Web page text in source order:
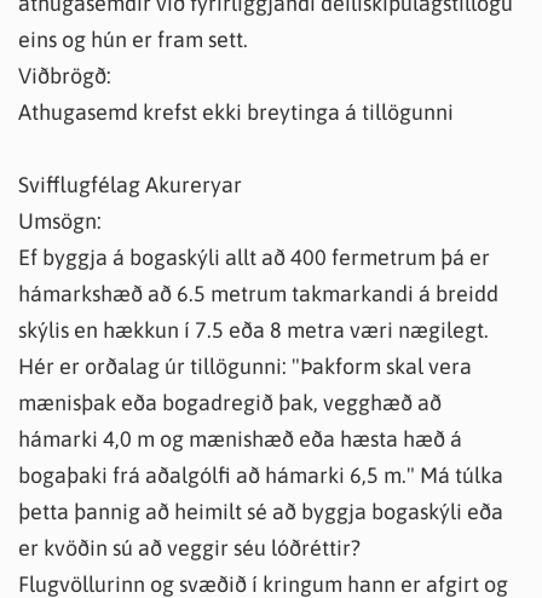
eins og hún er fram sett.
Viðbrögð:
Athugasemd krefst ekki breytinga á tillögunni
Svifflugfélag Akureryar
Umsögn:
Ef byggja á bogaskýli allt að 400 fermetrum þá er
hámarkshæð að 6.5 metrum takmarkandi á breidd
skýlis en hækkun í 7.5 eða 8 metra væri nægilegt.
Hér er orðalag úr tillögunni: "Þakform skal vera
mænisþak eða bogadregið þak, vegghæð að
hámarki 4,0 m og mænishæð eða hæsta hæð á
bogaþaki frá aðalgólfi að hámarki 6,5 m." Má túlka
þetta þannig að heimilt sé að byggja bogaskýli eða
er kvöðin sú að veggir séu lóðréttir?
Flugvöllurinn og svæðið í kringum hann er afgirt og